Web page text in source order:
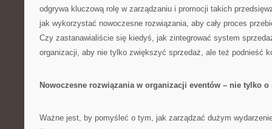
odgrywa kluczową rolę w zarządzaniu i promocji takich
jak wykorzystać nowoczesne rozwiązania, aby cały proces
Czy zastanawialiście się kiedyś, jak zintegrować system
organizacji, aby nie tylko zwiększyć sprzedaż, ale też podnieść
Nowoczesne rozwiązania w organizacji eventów – nie tylko
Ważne jest, by pomyśleć o tym, jak zarządzać dużym